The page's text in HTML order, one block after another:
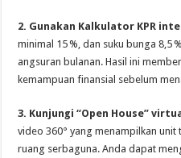
2. Gunakan Kalkulator KPR
minimal 15 %, dan suku bunga 8,5
angsuran bulanan. Hasil ini
kemampuan finansial sebelum
3. Kunjungi “Open House”
video 360° yang menampilkan unit
ruang serbaguna. Anda dapat